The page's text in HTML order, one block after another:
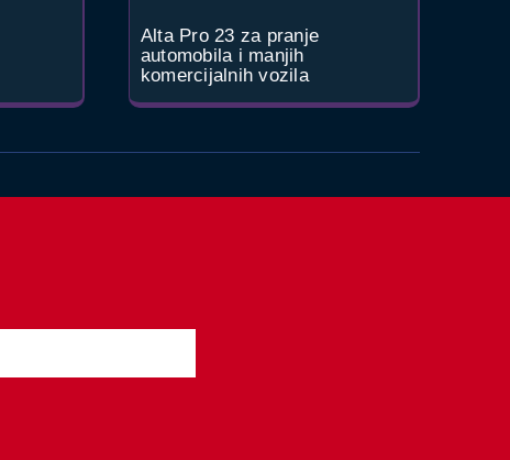
Alta Pro 23 za pranje
automobila i manjih
komercijalnih vozila